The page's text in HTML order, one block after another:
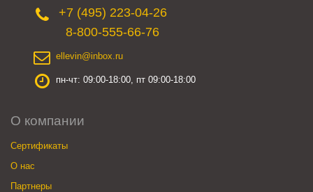
+7 (495) 223-04-26
8-800-555-66-76
ellevin@inbox.ru
пн-чт: 09:00-18:00, пт 09:00-18:00
О компании
Сертификаты
О нас
Партнеры